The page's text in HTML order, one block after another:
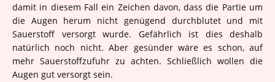
damit in diesem Fall ein Zeichen davon, dass die Partie um
die Augen herum nicht genügend durchblutet und mit
Sauerstoff versorgt wurde. Gefährlich ist dies deshalb
natürlich noch nicht. Aber gesünder wäre es schon, auf
mehr Sauerstoffzufuhr zu achten. Schließlich wollen die
Augen gut versorgt sein.